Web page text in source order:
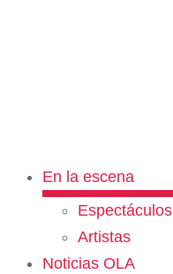
En la escena
Espectáculos
Artistas
Noticias OLA